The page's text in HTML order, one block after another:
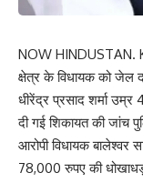
NOW HINDUSTAN.
क्षेत्र के विधायक को जेल
धीरेंद्र प्रसाद शर्मा उम्र
दी गई शिकायत की जांच
आरोपी विधायक बालेश्वर
78,000 रुपए की